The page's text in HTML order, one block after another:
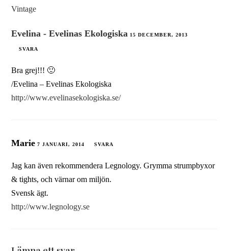
Vintage
Evelina - Evelinas Ekologiska 15 DECEMBER, 2013
SVARA
Bra grej!!! 🙂
/Evelina – Evelinas Ekologiska
http://www.evelinasekologiska.se/
Marie 7 JANUARI, 2014 SVARA
Jag kan även rekommendera Legnology. Grymma strumpbyxor
& tights, och värnar om miljön.
Svensk ägt.
http://www.legnology.se